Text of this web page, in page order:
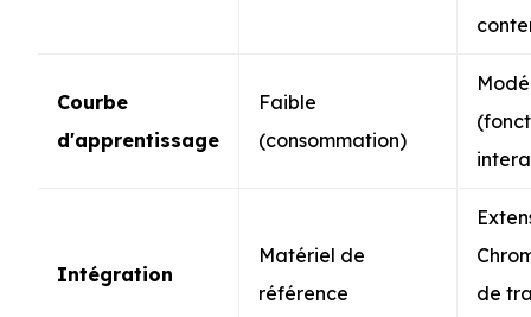
Courbe
d'apprentissage
Faible
(consommation)
Intégration
Matériel de
référence
de